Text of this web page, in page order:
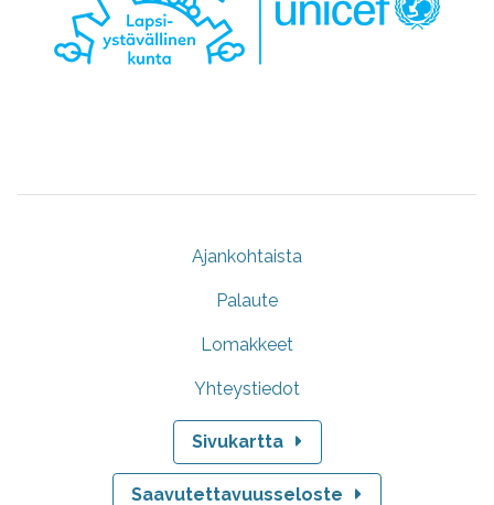
Ajankohtaista
Palaute
Lomakkeet
Yhteystiedot
Sivukartta
Saavutettavuusseloste